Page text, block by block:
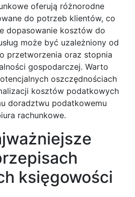
oferują różnorodne
do potrzeb klientów, co
dopasowanie kosztów do
może być uzależniony od
przetworzenia oraz stopnia
gospodarczej. Warto
oszczędnościach
kosztów podatkowych
doradztwu podatkowemu
rachunkowe.
księgowości